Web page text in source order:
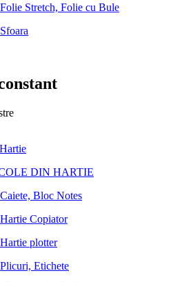
Folie Stretch, Folie cu Bule
Sfoara
DIN HARTIE
Caiete, Bloc Notes
Hartie Copiator
Hartie plotter
Plicuri, Etichete